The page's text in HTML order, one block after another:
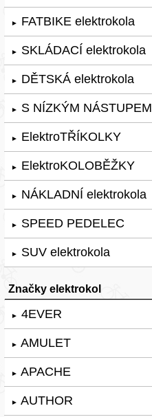
► FATBIKE elektrokola
► SKLÁDACÍ elektrokola
► DĚTSKÁ elektrokola
► S NÍZKÝM NÁSTUPEM
► ElektroTŘÍKOLKY
► ElektroKOLOBĚŽKY
► NÁKLADNÍ elektrokola
► SPEED PEDELEC
► SUV elektrokola
Značky elektrokol
► 4EVER
► AMULET
► APACHE
► AUTHOR